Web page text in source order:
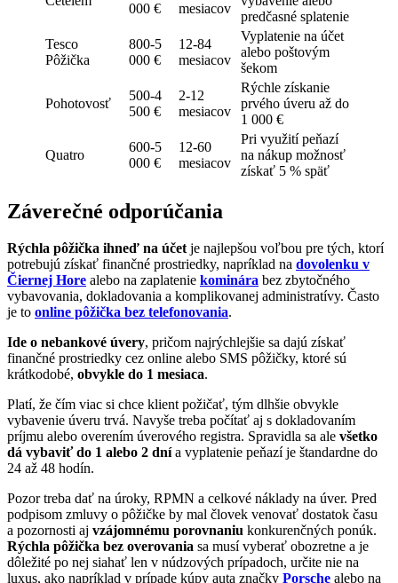
000 € mesiacov
predčasné splatenie
Tesco
Pôžička
800-5
000 €
12-84
mesiacov
Vyplatenie na účet
alebo poštovým
šekom
Pohotovosť
500-4
500 €
2-12
mesiacov
Rýchle získanie
prvého úveru až do
1 000 €
Quatro
600-5
000 €
12-60
mesiacov
Pri využití peňazí
na nákup možnosť
získať 5 % späť
Záverečné odporúčania
Rýchla pôžička ihneď na účetje najlepšou voľbou pre tých, ktorí
potrebujú získať finančné prostriedky, napríklad na dovolenku v
Čiernej Hore alebo na zaplatenie kominára bez zbytočného
vybavovania, dokladovania a komplikovanej administratívy. Často
je to online pôžička bez telefonovania.
Ide o nebankové úvery, pričom najrýchlejšie sa dajú získať
finančné prostriedky cez online alebo SMS pôžičky, ktoré sú
krátkodobé, obvykle do 1 mesiaca.
Platí, že čím viac si chce klient požičať, tým dlhšie obvykle
vybavenie úveru trvá. Navyše treba počítať aj s dokladovaním
príjmu alebo overením úverového registra. Spravidla sa ale všetko
dá vybaviť do 1 alebo 2 dnía vyplatenie peňazí je štandardne do
24 až 48 hodín.
Pozor treba dať na úroky, RPMN a celkové náklady na úver. Pred
podpisom zmluvy o pôžičke by mal človek venovať dostatok času
a pozornosti aj vzájomnému porovnaniu konkurenčných ponúk.
Rýchla pôžička bez overovania sa musí vyberať obozretne a je
dôležité po nej siahať len v núdzových prípadoch, určite nie na
luxus, ako napríklad v prípade kúpy auta značky Porsche alebo na